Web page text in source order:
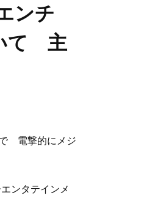
ンチ
て 主
で 電撃的にメジ
ンタテインメ